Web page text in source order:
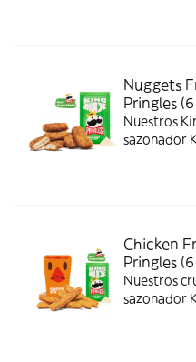
Nuggets
Pringles
Nuestros
sazonador
Chicken
Pringles
Nuestros
sazonador